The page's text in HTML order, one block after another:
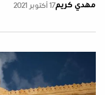
مهدي كريم17 أكتوبر 2021